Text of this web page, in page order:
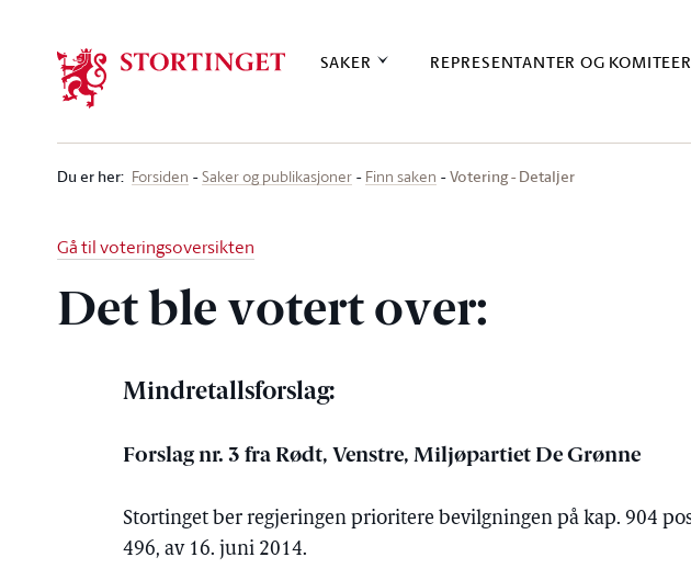
SAKER REPRESENTANTER OG KOMITEER
Du er her: Forsiden Saker og publikasjoner Finn saken Votering - Detaljer
Gå til voteringsoversikten
Det ble votert over:
Mindretallsforslag:
Forslag nr. 3 fra Rødt, Venstre, Miljøpartiet De Grønne
Stortinget ber regjeringen prioritere bevilgningen på kap. 904
496, av 16. juni 2014.